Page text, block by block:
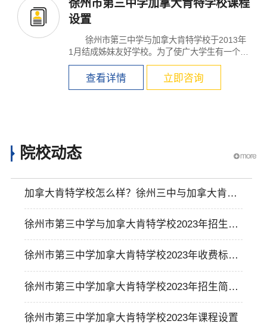
徐州市第三中学加拿大肯特学校课程
设置
徐州市第三中学与加拿大肯特学校于2013年
1月结成姊妹友好学校。为了使广大学生有一个更
好的发展平台...
查看详情 立即咨询
院校动态
加拿大肯特学校怎么样？徐州三中与加拿大肯特
学校联合办学介绍
徐州市第三中学与加拿大肯特学校2023年招生录
取方式介绍
徐州市第三中学加拿大肯特学校2023年收费标准
和奖学金制度介绍
徐州市第三中学加拿大肯特学校2023年招生简
章，附学费标准介绍
徐州市第三中学加拿大肯特学校2023年课程设置
×